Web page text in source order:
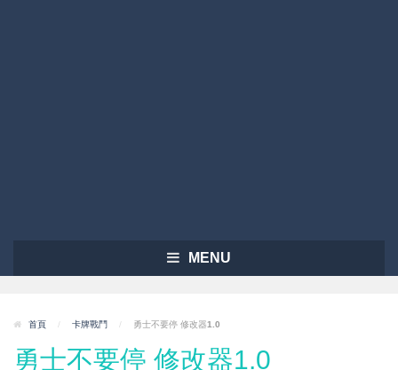
MENU
首頁 / 卡牌戰鬥 / 勇士不要停 修改器1.0
勇士不要停 修改器1.0